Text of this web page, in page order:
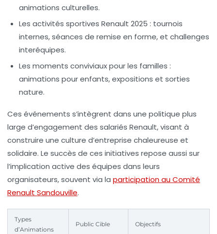
animations culturelles.
Les activités sportives Renault 2025 : tournois
internes, séances de remise en forme, et challenges
interéquipes.
Les moments conviviaux pour les familles :
animations pour enfants, expositions et sorties
nature.
Ces événements s’intègrent dans une politique plus
large d’engagement des salariés Renault, visant à
construire une culture d’entreprise chaleureuse et
solidaire. Le succès de ces initiatives repose aussi sur
l’implication active des équipes dans leurs
organisateurs, souvent via la participation au Comité
Renault Sandouville.
Types
d’Animations
Public Cible Objectifs